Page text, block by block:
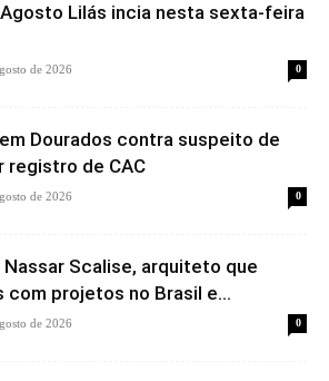
Lilás incia nesta sexta-feira
de 2026 0
Dourados contra suspeito de
registro de CAC
de 2026 0
Scalise, arquiteto que
com projetos no Brasil e...
de 2026 0